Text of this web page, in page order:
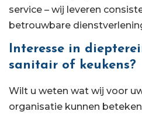
service – wij leveren
betrouwbare
Interesse in
sanitair of keukens?
Wilt u weten wat wij voor
organisatie kunnen